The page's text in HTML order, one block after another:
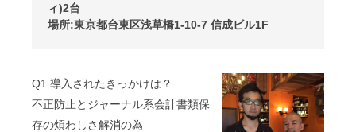
ィ)2台
場所:東京都台東区浅草橋1-10-7 信成ビル1F
Q1.導入されたきっかけは？
不正防止とジャーナル系会計書類保
存の煩わしさ解消の為